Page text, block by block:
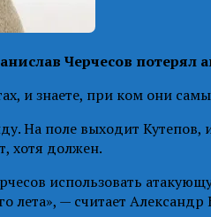
Черчесов потерял
и знаете, при ком они
На поле выходит
хотя должен.
использовать
лета», — считает Александр